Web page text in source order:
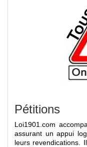
Pétitions
Loi1901.com
assurant un appui
leurs revendications.